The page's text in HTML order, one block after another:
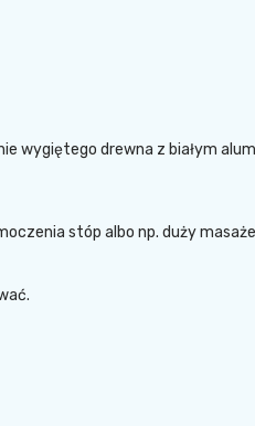
wygiętego drewna z białym
stóp albo np. duży